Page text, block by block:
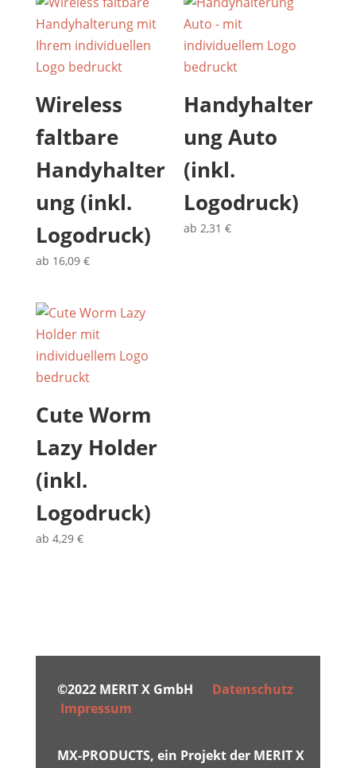
Wireless
faltbare
Handyhalter
ung (inkl.
Logodruck)
ab 16,09 €
Handyhalter
ung Auto
(inkl.
Logodruck)
ab 2,31€
Cute Worm
Lazy Holder
(inkl.
Logodruck)
ab 4,29 €
©2022 MERIT X GmbH Datenschutz
Impressum
MX-PRODUCTS, ein Projekt der MERIT X